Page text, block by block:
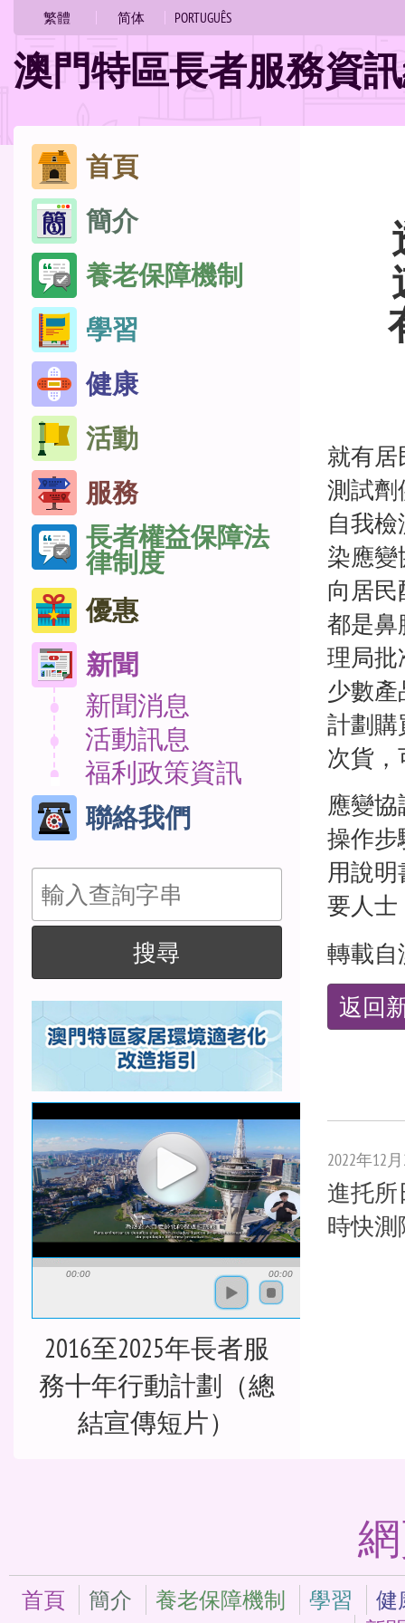
繁體 简体 PORTUGUÊS
澳門特區長者服務資
跳
至
內
容
首頁
簡介
養老保障機制
學習
健康
活動
服務
長者權益保障法
律制度
優惠
新聞
新聞消息
活動訊息
福利政策資訊
聯絡我們
搜
尋
搜尋
00:00 00:00
2016至2025年長者服
務十年行動計劃（總
結宣傳短片）
位
置
就有
測試劑
自我
染應
向居
都是鼻
理局批
少數
計劃購
次貨
應變
操作步
用說
要人士
轉載自
返回
2022年12
進托
時快測
首頁 簡介 養老保障機制 學習
健